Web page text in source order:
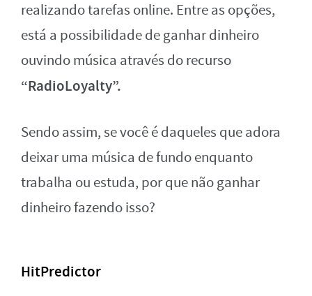
realizando tarefas online. Entre as opções,
está a possibilidade de ganhar dinheiro
ouvindo música através do recurso
“RadioLoyalty”.
Sendo assim, se você é daqueles que adora
deixar uma música de fundo enquanto
trabalha ou estuda, por que não ganhar
dinheiro fazendo isso?
HitPredictor